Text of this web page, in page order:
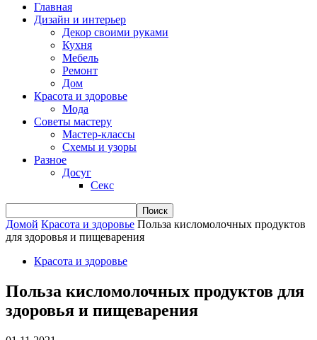
Главная
Дизайн и интерьер
Декор своими руками
Кухня
Мебель
Ремонт
Дом
Красота и здоровье
Мода
Советы мастеру
Мастер-классы
Схемы и узоры
Разное
Досуг
Секс
Домой Красота и здоровье Польза кисломолочных продуктов
для здоровья и пищеварения
Красота и здоровье
Польза кисломолочных продуктов для
здоровья и пищеварения